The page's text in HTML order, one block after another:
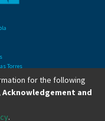
Torres
for the following
and
.